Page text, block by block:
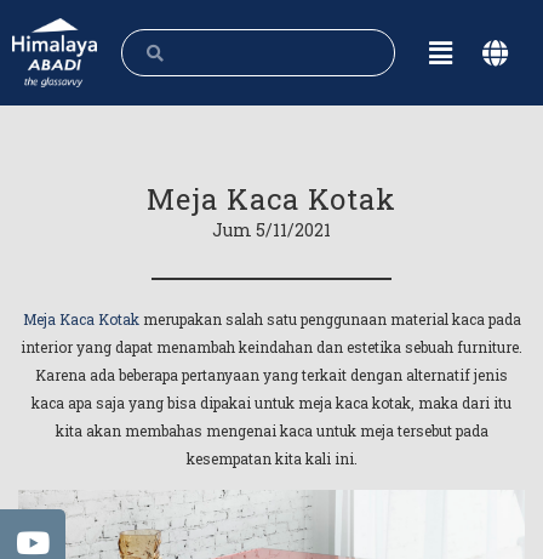
Meja Kaca Kotak
Jum 5/11/2021
Meja Kaca Kotak merupakan salah satu penggunaan material kaca pada
interior yang dapat menambah keindahan dan estetika sebuah furniture.
Karena ada beberapa pertanyaan yang terkait dengan alternatif jenis
kaca apa saja yang bisa dipakai untuk meja kaca kotak, maka dari itu
kita akan membahas mengenai kaca untuk meja tersebut pada
kesempatan kita kali ini.